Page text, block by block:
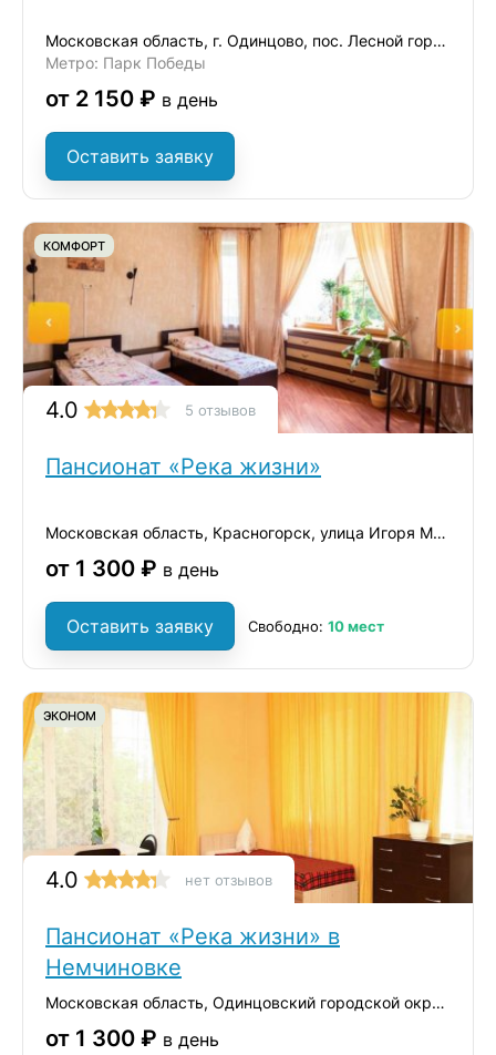
Московская область, г. Одинцово, пос. Лесной городок
Метро: Парк Победы
от 2 150 ₽ в день
Оставить заявку
КОМФОРТ
4.0 5 отзывов
Пансионат «Река жизни»
Московская область, Красногорск, улица Игоря Мерлушкина, 1
от 1 300 ₽ в день
Оставить заявку Свободно: 10 мест
ЭКОНОМ
4.0 нет отзывов
Пансионат «Река жизни» в
Немчиновке
Московская область, Одинцовский городской округ, село Немчиновка, Ольховая улица, 18
от 1 300 ₽ в день